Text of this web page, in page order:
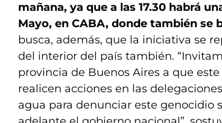
mañana, ya que a las 17.30 habrá
Mayo, en CABA, donde también se
busca, además, que la iniciativa se
del interior del país también.
provincia de Buenos Aires a que
realicen acciones en las
agua para denunciar este genocidio